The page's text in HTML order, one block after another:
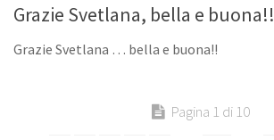
Grazie Svetlana, bella e buona!!
Grazie Svetlana … bella e buona!!
Pagina 1 di 10